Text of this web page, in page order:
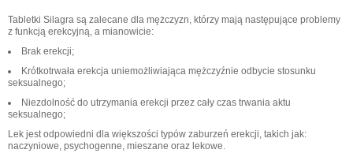
Tabletki Silagra są zalecane dla mężczyzn, którzy mają następujące problemy
z funkcją erekcyjną, a mianowicie:
Brak erekcji;
Krótkotrwała erekcja uniemożliwiająca mężczyźnie odbycie stosunku
seksualnego;
Niezdolność do utrzymania erekcji przez cały czas trwania aktu
seksualnego;
Lek jest odpowiedni dla większości typów zaburzeń erekcji, takich jak:
naczyniowe, psychogenne, mieszane oraz lekowe.